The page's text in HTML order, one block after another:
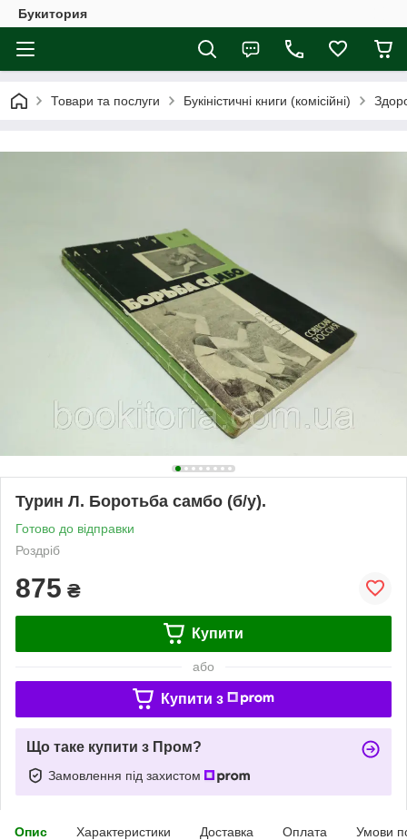
Букитория
Товари та послуги Букіністичні книги (комісійні)
Турин Л. Боротьба самбо (б/у).
Готово до відправки
Роздріб
875 ₴
Купити
або
Купити з
Що таке купити з Пром?
Замовлення під захистом
Опис Характеристики Доставка Оплата Умови